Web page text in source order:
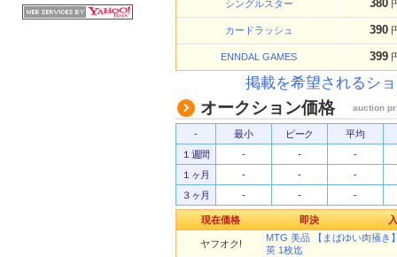
シングルスター 380
カードラッシュ 390
ENNDAL GAMES 399
掲載を希望されるシ
オークション価格 auction
- 最小 ピーク
平均
１週間
- -
-
１ヶ月
- -
-
３ヶ月
- - -
現在価格 即決
ヤフオク!
MTG 美品 【まばゆい肉掻き
英 1枚迄